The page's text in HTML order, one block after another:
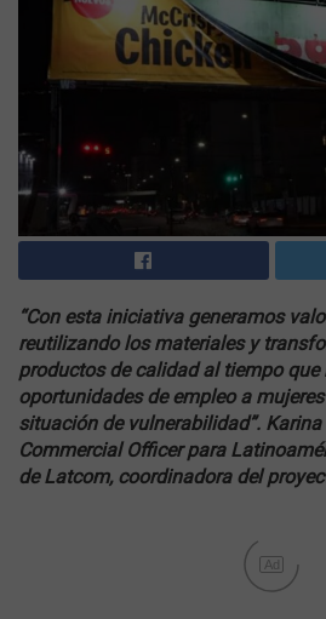
“Con esta iniciativa generamos
reutilizando los materiales y
productos de calidad al tiempo que
oportunidades de empleo a
situación de vulnerabilidad”. Karina
Commercial Officer para
de Latcom, coordinadora del
Ad